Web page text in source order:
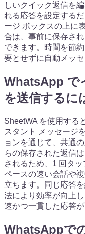
しいクイック返信を
れる応答を設定する
ージ ボックスの上に
合は、事前に保存さ
できます。時間を節
要とせずに自動メッ
WhatsApp で
を送信するに
SheetWA を使用する
スタント メッセージ
ョンを通じて、共通
らの保存された返信
されるため、1 回タ
ペースの速い会話や
立ちます。同じ応答
法により効率が向上
速かつ一貫した応答が
WhatsAppで